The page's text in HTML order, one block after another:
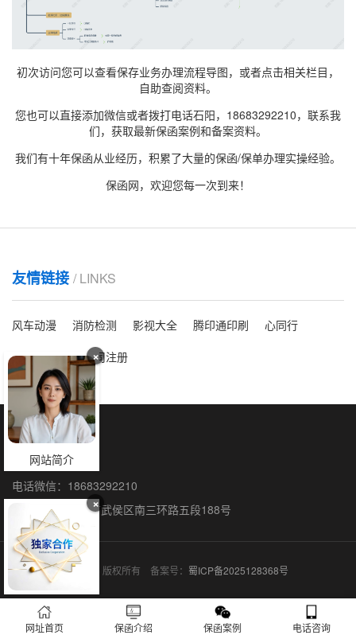
初次访问您可以查看保存业务办理流程导图，或者点击相关栏目，
自助查阅资料。
您也可以直接添加微信或者拨打电话石阳，18683292210，联系我
们，获取最新保函案例和备案资料。
我们有十年保函从业经历，积累了大量的保函/保单办理实操经验。
保函网，欢迎您每一次到来！
友情链接 / LINKS
风车动漫 消防检测 影视大全 腾印通印刷
心同行
洗脸吧
海外公司注册
×
网站简介
×
保函全国办理
联系人：石阳
电话微信：18683292210
联系地址：成都市武侯区南三环路五段188号
保函网 © 2015-2026 版权所有 备案号： 蜀ICP备2025128368号
网址首页 保函介绍 保函案例 电话咨询